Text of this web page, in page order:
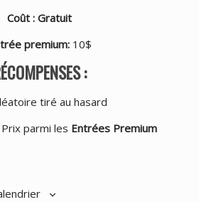
Coût : Gratuit
premium:10$
:
tiré au hasard
parmi les Entrées Premium